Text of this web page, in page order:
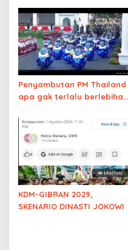
Penyambutan PM Thailand
apa gak terlalu berlebihan
KDM-GIBRAN 2029,
SKENARIO DINASTI JOKOWI